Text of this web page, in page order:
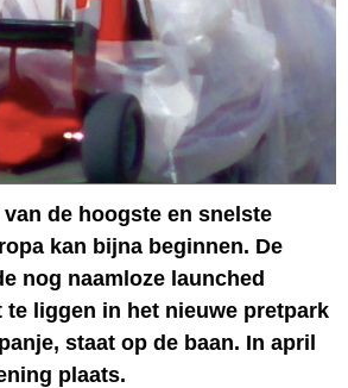
van de hoogste en snelste
kan bijna beginnen. De
nog naamloze launched
te liggen in het nieuwe pretpark
staat op de baan. In april
plaats.